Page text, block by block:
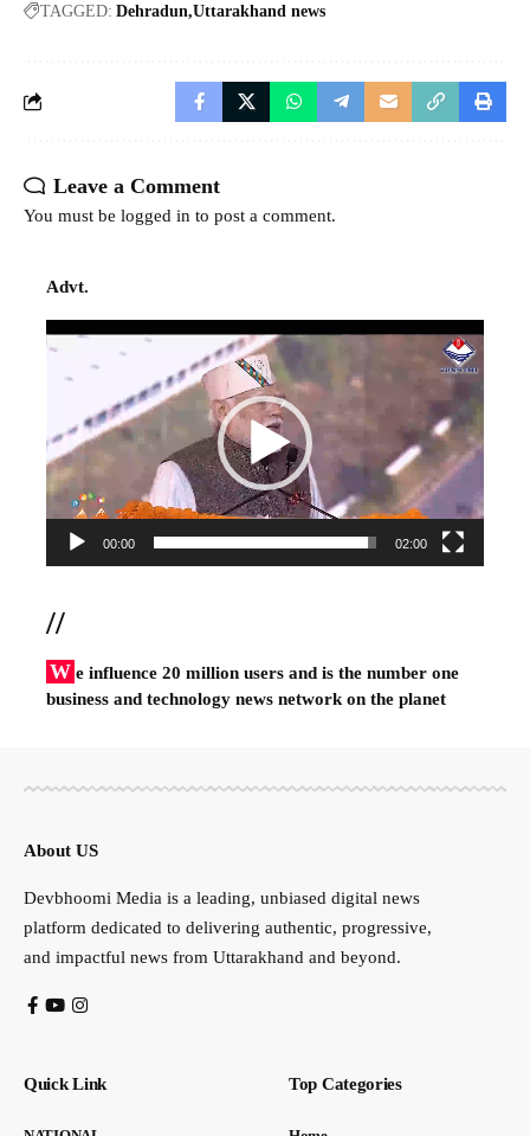
TAGGED: Dehradun Uttarakhand news
Leave a Comment
You must be logged in to post a comment.
Advt.
Video
00:00 02:00
//
W e influence 20 million users and is the number one
business and technology news network on the planet
About US
Devbhoomi Media is a leading, unbiased digital news
platform dedicated to delivering authentic, progressive,
and impactful news from Uttarakhand and beyond.
Quick Link Top Categories